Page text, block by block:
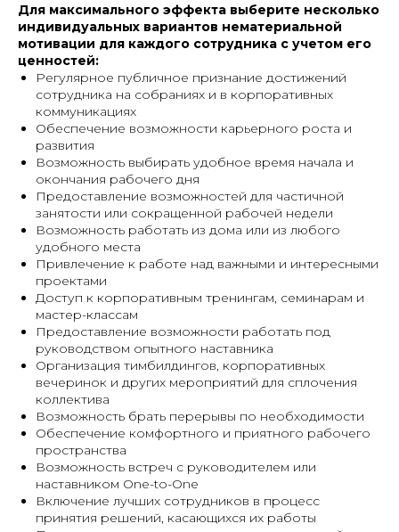
Для максимального эффекта выберите несколько
индивидуальных вариантов нематериальной
мотивации для каждого сотрудника с учетом его
ценностей:
Регулярное публичное признание достижений
сотрудника на собраниях и в корпоративных
коммуникациях
Обеспечение возможности карьерного роста и
развития
Возможность выбирать удобное время начала и
окончания рабочего дня
Предоставление возможностей для частичной
занятости или сокращенной рабочей недели
Возможность работать из дома или из любого
удобного места
Привлечение к работе над важными и интересными
проектами
Доступ к корпоративным тренингам, семинарам и
мастер-классам
Предоставление возможности работать под
руководством опытного наставника
Организация тимбилдингов, корпоративных
вечеринок и других мероприятий для сплочения
коллектива
Возможность брать перерывы по необходимости
Обеспечение комфортного и приятного рабочего
пространства
Возможность встреч с руководителем или
наставником One-to-One
Включение лучших сотрудников в процесс
принятия решений, касающихся их работы